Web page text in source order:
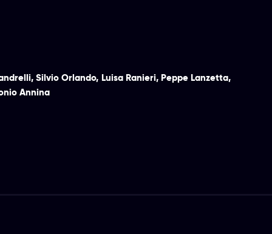
, Silvio Orlando, Luisa Ranieri, Peppe Lanzetta,
Annina